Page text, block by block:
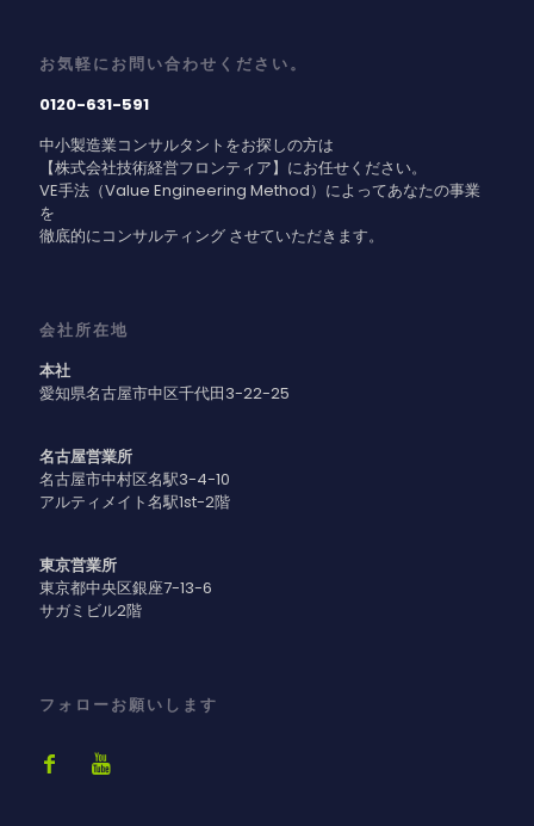
お気軽にお問い合わせください。
0120-631-591
中小製造業コンサルタントをお探しの方は
【株式会社技術経営フロンティア】にお任せください。
VE手法（Value Engineering Method）によってあなたの事業
を
徹底的にコンサルティング させていただきます。
会社所在地
本社
愛知県名古屋市中区千代田3-22-25
名古屋営業所
名古屋市中村区名駅3-4-10
アルティメイト名駅1st-2階
東京営業所
東京都中央区銀座7-13-6
サガミビル2階
フォローお願いします